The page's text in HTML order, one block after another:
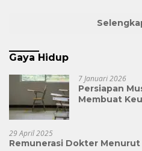
Gaya Hidup
7 Januari 2026
Persiapan
Membuat
29 April 2025
Remunerasi Dokter Menurut